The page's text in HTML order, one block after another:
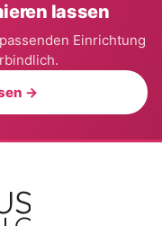
lassen
Einrichtung
→